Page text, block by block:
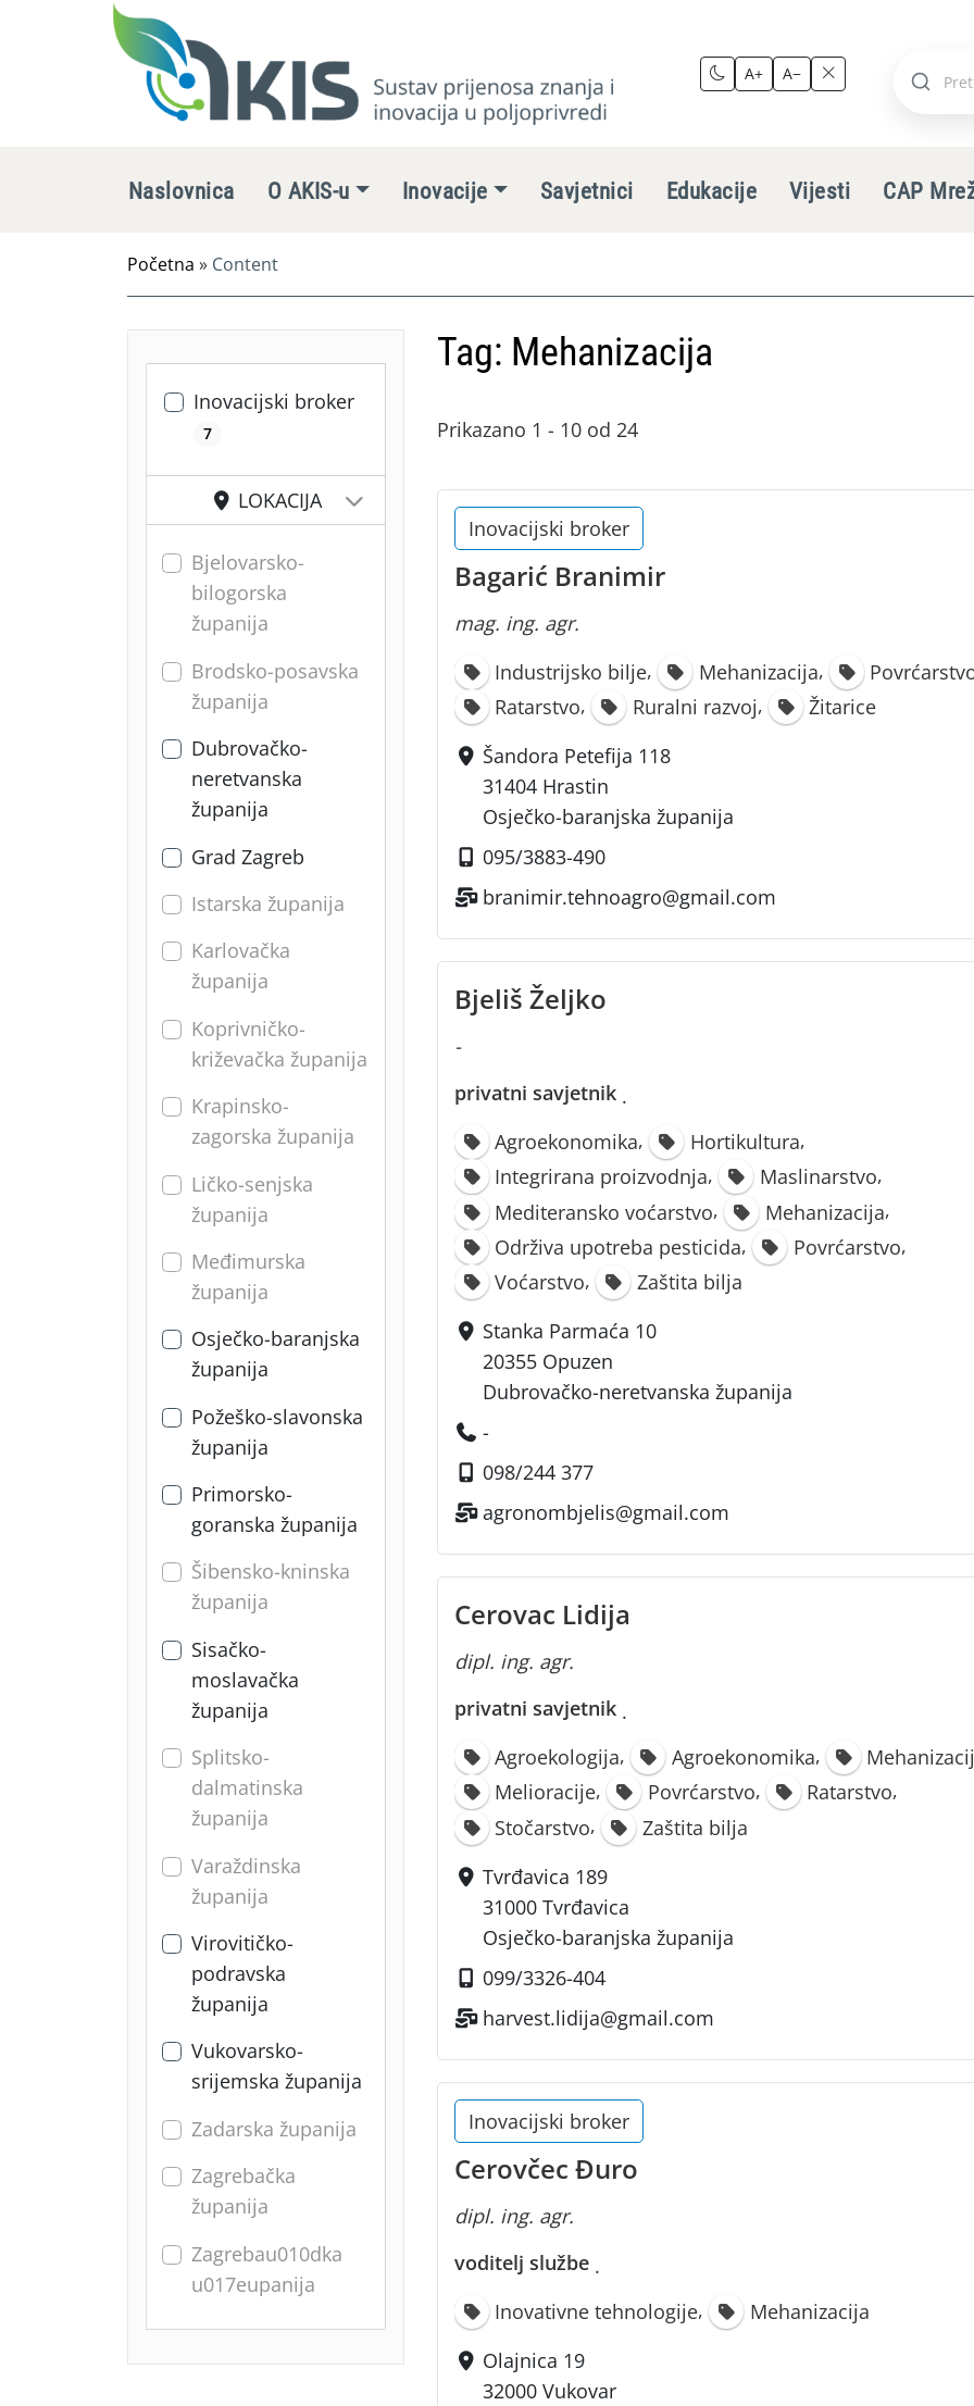
A+ A−
Pretraži
Naslovnica O AKIS-u Inovacije Savjetnici Edukacije Vijesti CAP
Početna » Content
Inovacijski broker
7
LOKACIJA
Bjelovarsko-
bilogorska
županija
Brodsko-posavska
županija
Dubrovačko-
neretvanska
županija
Grad Zagreb
Istarska županija
Karlovačka
županija
Koprivničko-
križevačka županija
Krapinsko-
zagorska županija
Ličko-senjska
županija
Međimurska
županija
Osječko-baranjska
županija
Požeško-slavonska
županija
Primorsko-
goranska županija
Šibensko-kninska
županija
Sisačko-
moslavačka
županija
Splitsko-
dalmatinska
županija
Varaždinska
županija
Virovitičko-
podravska
županija
Vukovarsko-
srijemska županija
Zadarska županija
Zagrebačka
županija
Zagrebau010dka
u017eupanija
Tag: Mehanizacija
Prikazano 1 - 10 od 24
Inovacijski broker
Bagarić Branimir
mag. ing. agr.
Industrijsko bilje, Mehanizacija,
Ratarstvo, Ruralni razvoj,
Žitarice
Šandora Petefija 118
31404 Hrastin
Osječko-baranjska županija
095/3883-490
branimir.tehnoagro@gmail.com
Bjeliš Željko
-
privatni savjetnik ·
Agroekonomika, Hortikultura,
Integrirana proizvodnja, Maslinarstvo,
Mediteransko voćarstvo, Mehanizacija,
Održiva upotreba pesticida, Povrćarstvo,
Voćarstvo,
Zaštita bilja
Stanka Parmaća 10
20355 Opuzen
Dubrovačko-neretvanska županija
-
098/244 377
agronombjelis@gmail.com
Cerovac Lidija
dipl. ing. agr.
privatni savjetnik ·
Agroekologija, Agroekonomika,
Melioracije, Povrćarstvo, Ratarstvo,
Stočarstvo,
Zaštita bilja
Tvrđavica 189
31000 Tvrđavica
Osječko-baranjska županija
099/3326-404
harvest.lidija@gmail.com
Inovacijski broker
Cerovčec Đuro
dipl. ing. agr.
voditelj službe ·
Inovativne tehnologije,
Mehanizacija
Olajnica 19
32000 Vukovar